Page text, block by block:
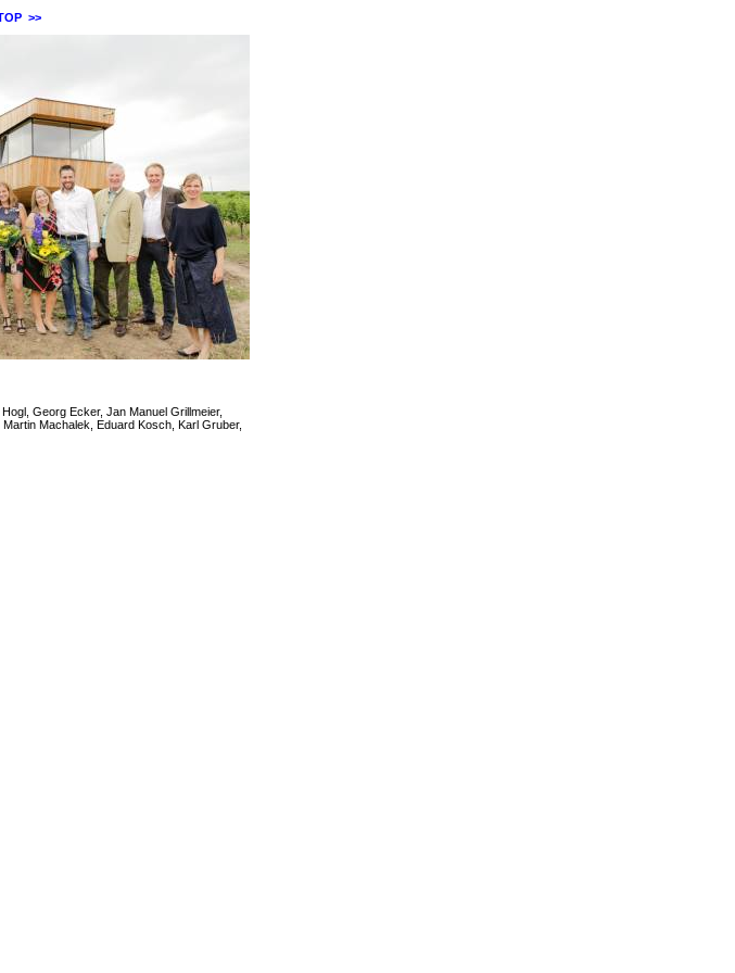
>>
Georg Ecker, Jan Manuel Grillmeier,
Machalek, Eduard Kosch, Karl Gruber,